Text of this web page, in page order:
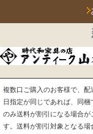
複数口ご購入のお客様で、配
日指定が同じであれば、同梱
のみ送料が割引になる場合が
す。送料が割引対象となる場